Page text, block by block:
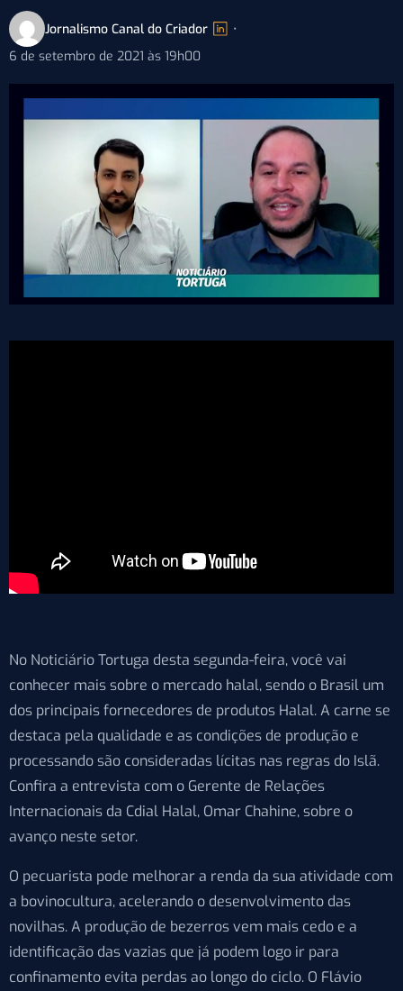
Jornalismo Canal do Criador
•
6 de setembro de 2021 às 19h00
No Noticiário Tortuga desta segunda-feira, você vai
conhecer mais sobre o mercado halal, sendo o Brasil um
dos principais fornecedores de produtos Halal. A carne se
destaca pela qualidade e as condições de produção e
processando são consideradas lícitas nas regras do Islã.
Confira a entrevista com o Gerente de Relações
Internacionais da Cdial Halal, Omar Chahine, sobre o
avanço neste setor.
O pecuarista pode melhorar a renda da sua atividade com
a bovinocultura, acelerando o desenvolvimento das
novilhas. A produção de bezerros vem mais cedo e a
identificação das vazias que já podem logo ir para
confinamento evita perdas ao longo do ciclo. O Flávio